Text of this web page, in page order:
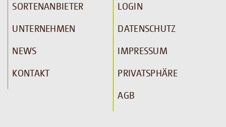
SORTENANBIETER
UNTERNEHMEN
NEWS
KONTAKT
LOGIN
DATENSCHUTZ
IMPRESSUM
PRIVATSPHÄRE
AGB